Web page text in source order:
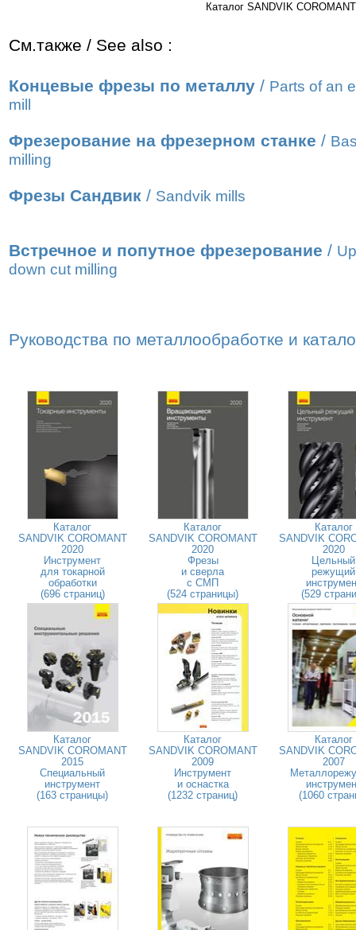
Каталог SANDVIK
См.также / See also :
Концевые фрезы по металлу / Parts of an
mill
Фрезерование на фрезерном станке /
milling
Фрезы Сандвик / Sandvik mills
Встречное и попутное фрезерование /
down cut milling
Руководства по металлообработке и
Каталог
SANDVIK COROMANT
2020
Инструмент
для токарной
обработки
(696 страниц)
Каталог
SANDVIK COROMANT
2020
Фрезы
и сверла
с СМП
(524 страницы)
Каталог
SANDVIK
2020
Цельный
режущий
(529
Каталог
SANDVIK COROMANT
2015
Специальный
инструмент
(163 страницы)
Каталог
SANDVIK COROMANT
2009
Инструмент
и оснастка
(1232 страниц)
Каталог
SANDVIK
2007
(1060